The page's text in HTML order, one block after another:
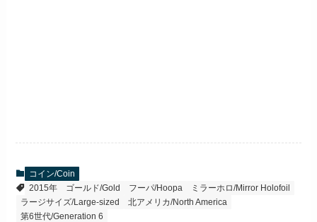
コイン/Coin
2015年
ゴールド/Gold フーパ/Hoopa
ミラーホロ/Mirror Holofoil
ラージサイズ/Large-sized
北アメリカ/North America
第6世代/Generation 6